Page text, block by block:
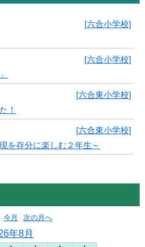
[六合小学校]
[六合小学校]
[六合東小学校]
！
[六合東小学校]
を存分に楽しむ２年生～
今月 次の月へ
年8月